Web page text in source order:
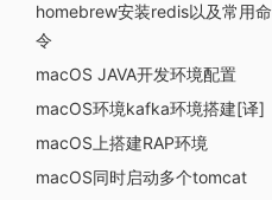
homebrew安装redis以及常用命
令
macOS JAVA开发环境配置
macOS环境kafka环境搭建[译]
macOS上搭建RAP环境
macOS同时启动多个tomcat